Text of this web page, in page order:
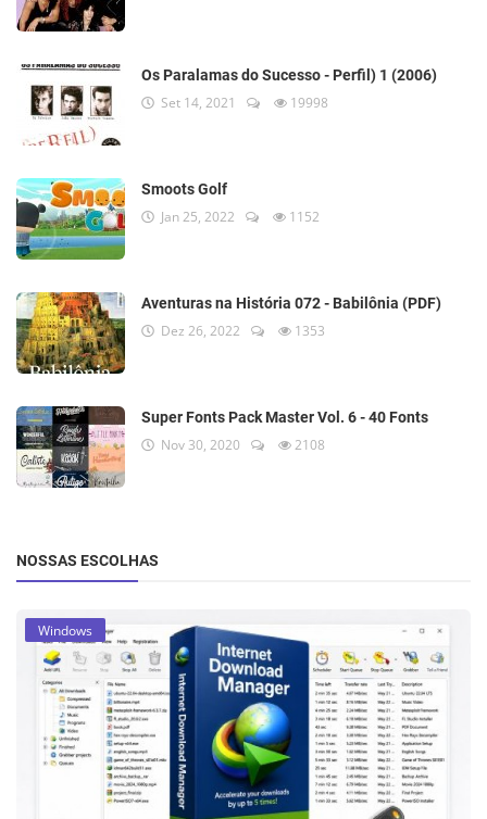
Os Paralamas do Sucesso - Perfil) 1 (2006)
Set 14, 2021 19998
Smoots Golf
Jan 25, 2022 1152
Aventuras na História 072 - Babilônia (PDF)
Dez 26, 2022 1353
Super Fonts Pack Master Vol. 6 - 40 Fonts
Nov 30, 2020 2108
NOSSAS ESCOLHAS
Windows